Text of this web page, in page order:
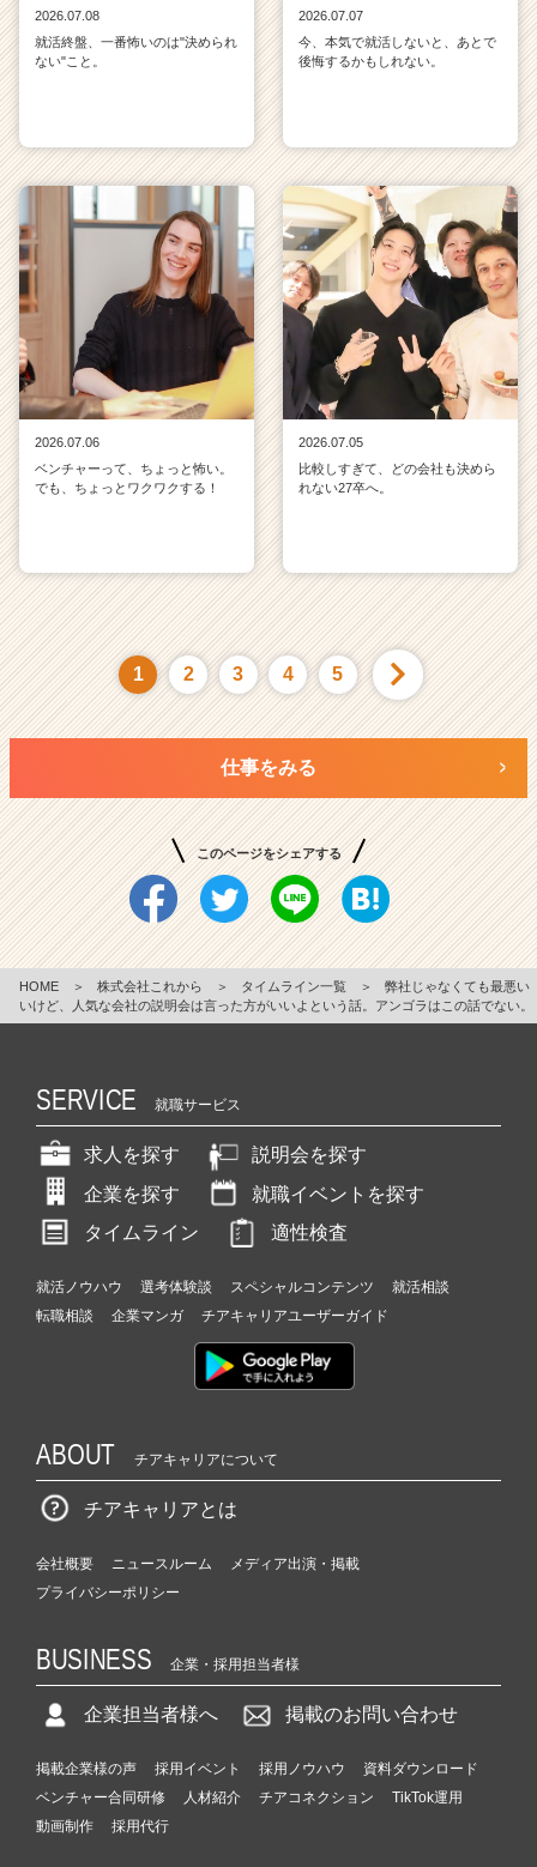
2026.07.08
就活終盤、一番怖いのは"決められ
ない"こと。
2026.07.07
今、本気で就活しないと、あとで
後悔するかもしれない。
2026.07.06
ベンチャーって、ちょっと怖い。
でも、ちょっとワクワクする！
2026.07.05
比較しすぎて、どの会社も決めら
れない27卒へ。
1 2 3 4 5
仕事をみる
このページをシェアする
HOME ＞ 株式会社これから ＞ タイムライン一覧 ＞
弊社じゃなくても最悪い
いけど、人気な会社の説明会は言った方がいいよという話。アンゴラはこの話でない。
SERVICE 就職サービス
求人を探す
説明会を探す
企業を探す
就職イベントを探す
タイムライン
適性検査
就活ノウハウ 選考体験談 スペシャルコンテンツ
就活相談
転職相談
企業マンガ チアキャリアユーザーガイド
ABOUT チアキャリアについて
チアキャリアとは
会社概要 ニュースルーム
メディア出演・掲載
プライバシーポリシー
BUSINESS 企業・採用担当者様
企業担当者様へ 掲載のお問い合わせ
掲載企業様の声 採用イベント 採用ノウハウ
資料ダウンロード
ベンチャー合同研修
人材紹介 チアコネクション
TikTok運用
動画制作
採用代行